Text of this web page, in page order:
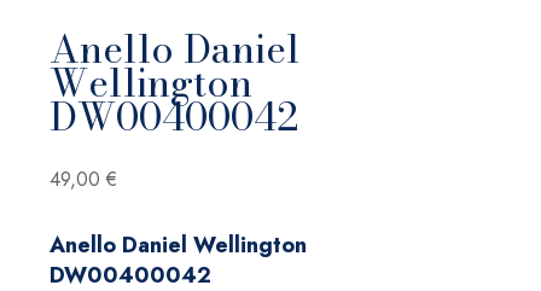
Anello Daniel
Wellington
DW00400042
49,00 €
Anello Daniel Wellington
DW00400042